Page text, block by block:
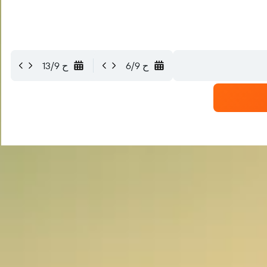
ح 6/9 ح 13/9